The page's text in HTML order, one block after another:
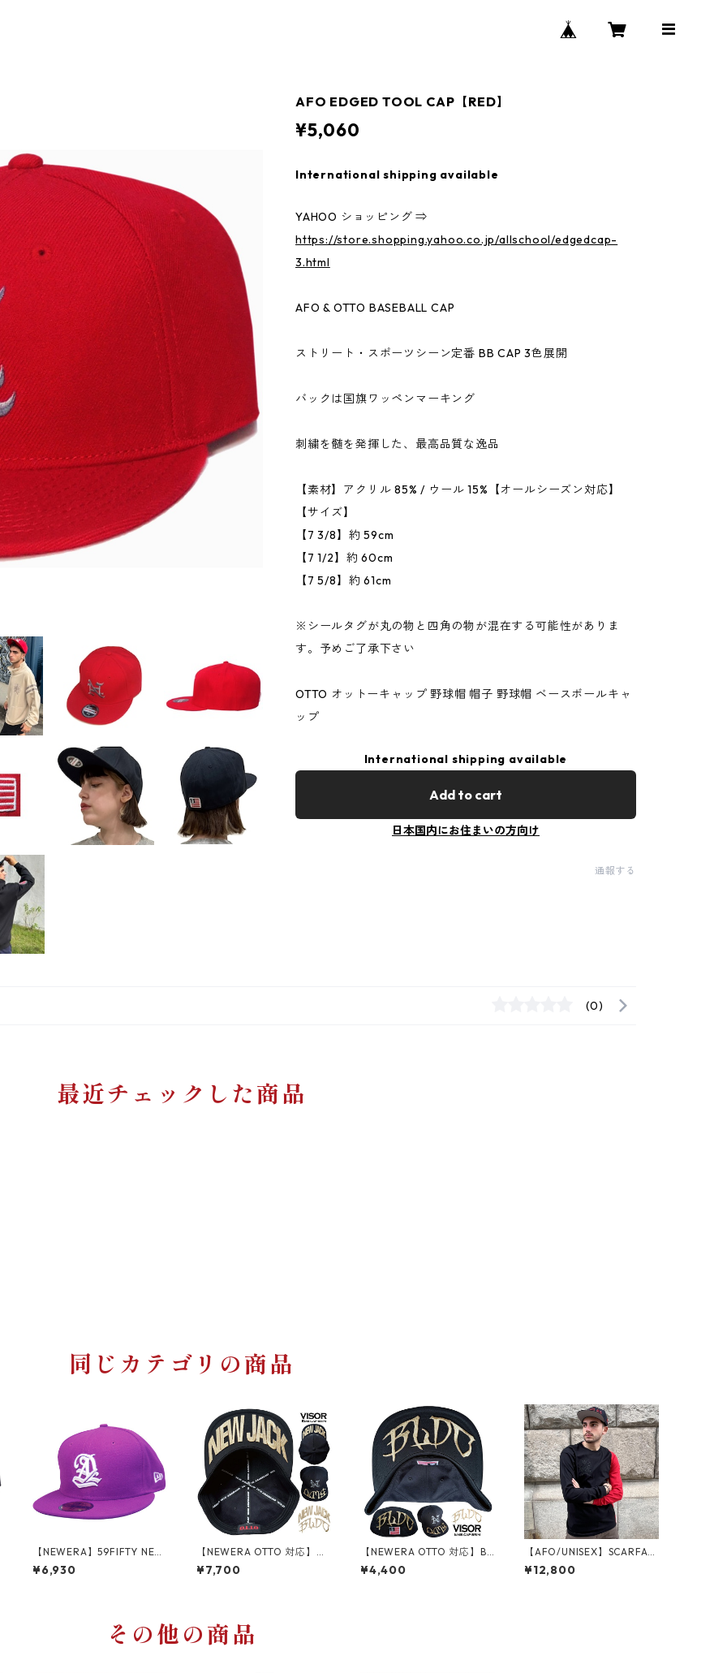
AFO EDGED TOOL CAP【RED】
¥5,060
International shipping available
YAHOO ショッピング ⇒
https://store.shopping.yahoo.co.jp/allschool/edgedcap-
3.html
AFO & OTTO BASEBALL CAP
ストリート・スポーツシーン定番 BB CAP 3色展開
バックは国旗ワッペンマーキング
刺繍を髄を発揮した、最高品質な逸品
【素材】アクリル 85% / ウール 15%【オールシーズン対応】
【サイズ】
【7 3/8】約 59cm
【7 1/2】約 60cm
【7 5/8】約 61cm
※シールタグが丸の物と四角の物が混在する可能性がありま
す。予めご了承下さい
OTTO オットーキャップ 野球帽 帽子 野球帽 ベースボールキャ
ップ
International shipping available
Add to cart
日本国内にお住まいの方向け
通報する
(0)
最近チェックした商品
同じカテゴリの商品
【NEWERA】59FIFTY NEW
ERA AFO BB CAP NEWERA
キャップ 野球帽 帽子 ベース
¥6,930
【NEWERA OTTO 対応】NE
W JACK VISOR WAPPEN バ
イザーアーチ ワッペン ロゴ
¥7,700
【NEWERA OTTO 対応】BL
DC VISOR WAPPEN バイザ
ーアーチ ワッペン ロゴ ツバ
¥4,400
【AFO/UNISEX】SCARFAC
E LONG SLEEVE TEE / スカ
ーフェイス ロンＴ【ゆうパ
¥12,800
その他の商品